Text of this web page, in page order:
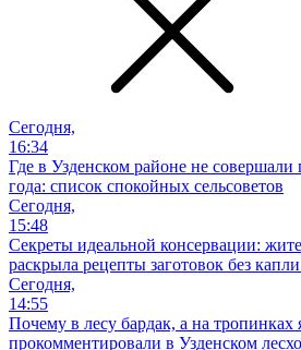
Сегодня,
16:34
Где в Узденском районе не совершали
года: список спокойных сельсоветов
Сегодня,
15:48
Секреты идеальной консервации:
раскрыла рецепты заготовок без
Сегодня,
14:55
Почему в лесу бардак, а на
прокомментировали в Узденском